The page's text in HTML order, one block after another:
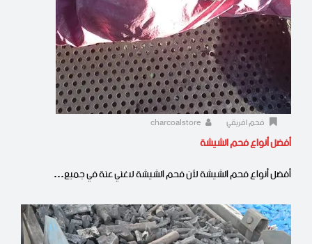
فحم افريقي
أفضل أنواع فحم الشيشة
أفضل أنواع فحم الشيشة لأن فحم الشيشة لاغني عنة في جميع…